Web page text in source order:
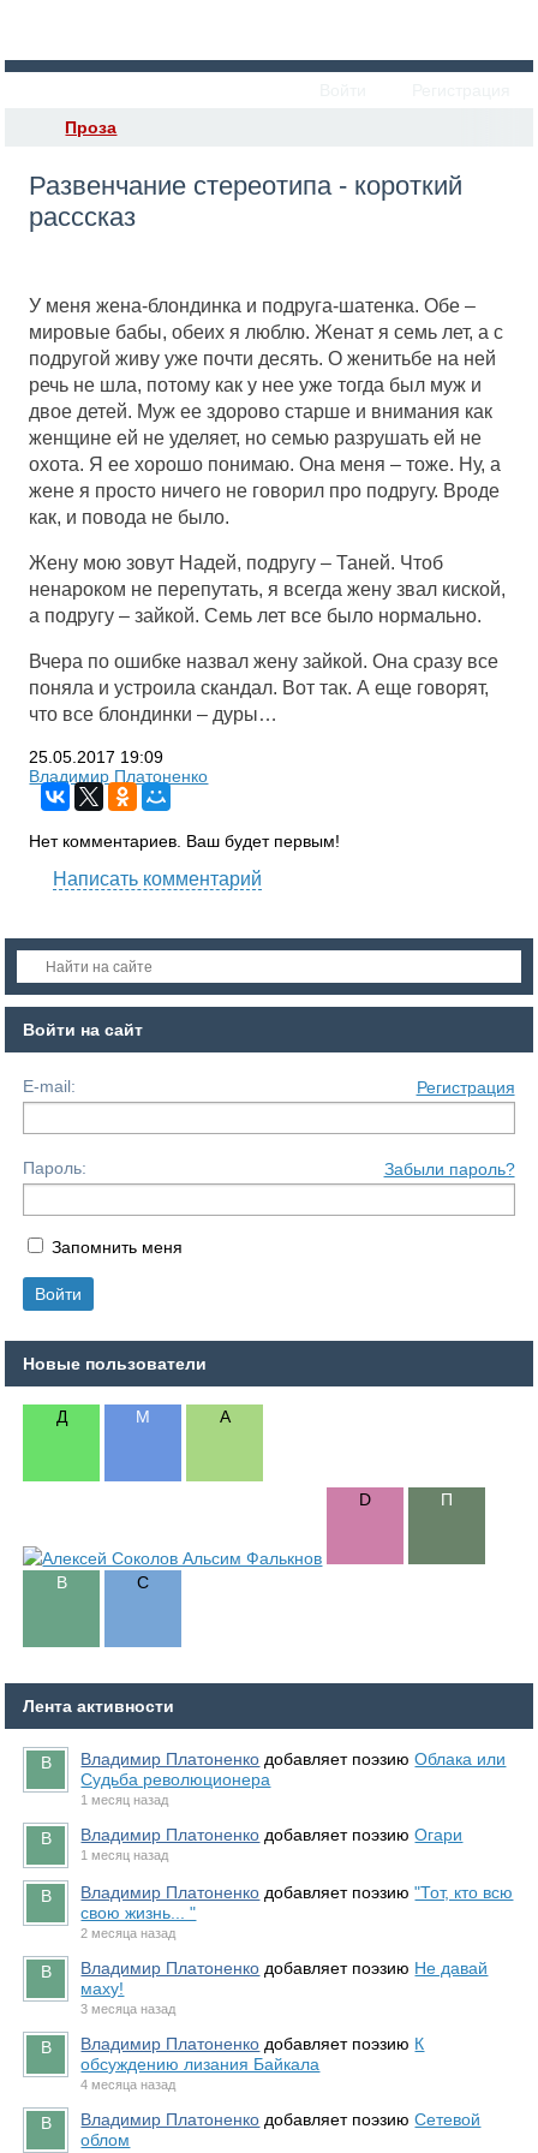
Проза
Развенчание стереотипа - короткий
расссказ
У меня жена-блондинка и подруга-шатенка. Обе –
мировые бабы, обеих я люблю. Женат я семь лет, а с
подругой живу уже почти десять. О женитьбе на ней
речь не шла, потому как у нее уже тогда был муж и
двое детей. Муж ее здорово старше и внимания как
женщине ей не уделяет, но семью разрушать ей не
охота. Я ее хорошо понимаю. Она меня – тоже. Ну, а
жене я просто ничего не говорил про подругу. Вроде
как, и повода не было.
Жену мою зовут Надей, подругу – Таней. Чтоб
ненароком не перепутать, я всегда жену звал киской,
а подругу – зайкой. Семь лет все было нормально.
Вчера по ошибке назвал жену зайкой. Она сразу все
поняла и устроила скандал. Вот так. А еще говорят,
что все блондинки – дуры…
25.05.2017 19:09
Владимир Платоненко
Нет комментариев. Ваш будет первым!
Написать комментарий
Войти на сайт
E-mail: Регистрация
Пароль: Забыли пароль?
Запомнить меня
Новые пользователи
Лента активности
Владимир Платоненко добавляет поэзиюОблака или
Судьба революционера
1 месяц назад
Владимир Платоненко добавляет поэзиюОгари
1 месяц назад
Владимир Платоненко добавляет поэзию"Тот, кто всю
свою жизнь... "
2 месяца назад
Владимир Платоненко добавляет поэзию Не давай
маху!
3 месяца назад
Владимир Платоненко добавляет поэзию К
обсуждению лизания Байкала
4 месяца назад
Владимир Платоненко добавляет поэзиюСетевой
облом